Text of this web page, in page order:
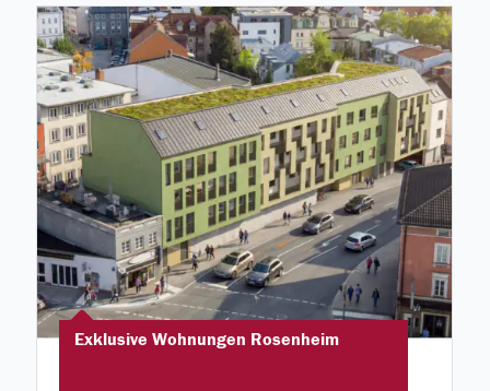
Exklusive Wohnungen Rosenheim